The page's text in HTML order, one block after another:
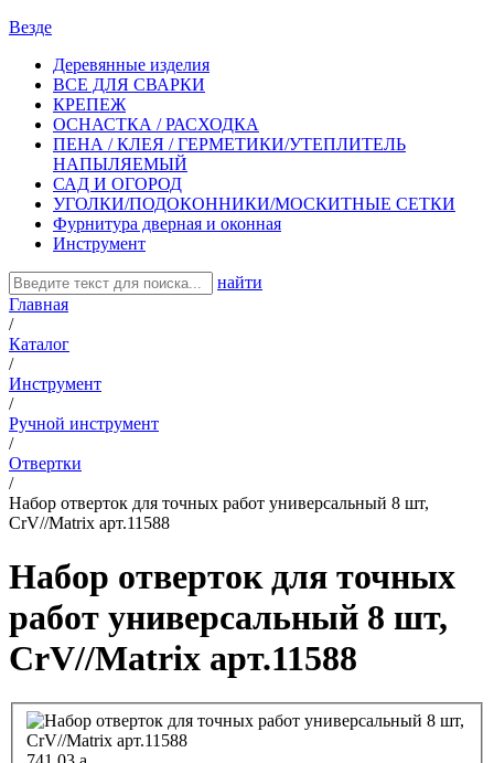
Везде
Деревянные изделия
ВСЕ ДЛЯ СВАРКИ
КРЕПЕЖ
ОСНАСТКА / РАСХОДКА
ПЕНА / КЛЕЯ / ГЕРМЕТИКИ/УТЕПЛИТЕЛЬ
НАПЫЛЯЕМЫЙ
САД И ОГОРОД
УГОЛКИ/ПОДОКОННИКИ/МОСКИТНЫЕ СЕТКИ
Фурнитура дверная и оконная
Инструмент
найти
Главная
/
Каталог
/
Инструмент
/
Ручной инструмент
/
Отвертки
/
Набор отверток для точных работ универсальный 8 шт,
CrV//Matrix арт.11588
Набор отверток для точных
работ универсальный 8 шт,
CrV//Matrix арт.11588